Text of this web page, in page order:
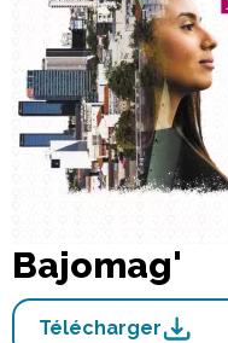
Bajomag'
Télécharger